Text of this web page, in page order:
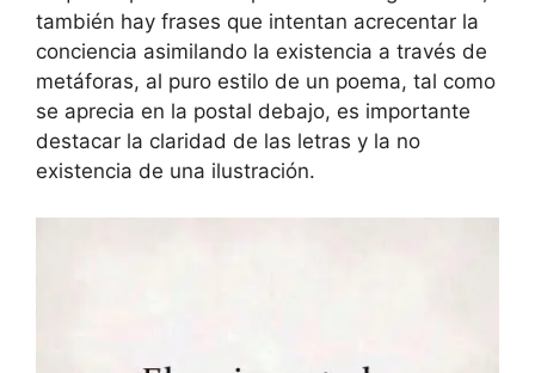
también hay frases que intentan acrecentar la
conciencia asimilando la existencia a través de
metáforas, al puro estilo de un poema, tal como
se aprecia en la postal debajo, es importante
destacar la claridad de las letras y la no
existencia de una ilustración.